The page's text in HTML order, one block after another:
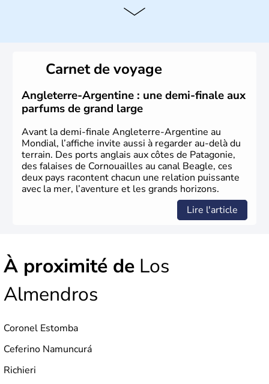
L'Argentine est un pays d'Amérique du Sud, partageant
argent ». La capitale a pour nom Buenos Aires. Le pays
est indépendant depuis 1816 et le peso est la monnaie
qu'utilisent les 40 millions d'habitants qui peuplent le
pays, les Argentins.
Carnet de voyage
Angleterre-Argentine : une demi-finale aux
parfums de grand large
Avant la demi-finale Angleterre-Argentine au
Mondial, l’affiche invite aussi à regarder au-delà du
terrain. Des ports anglais aux côtes de Patagonie,
des falaises de Cornouailles au canal Beagle, ces
deux pays racontent chacun une relation puissante
avec la mer, l’aventure et les grands horizons.
Lire l'article
À proximité de Los
Almendros
Coronel Estomba
Ceferino Namuncurá
Richieri